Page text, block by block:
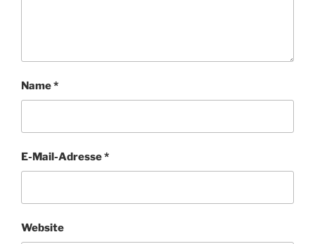
Name*
E-Mail-Adresse*
Website